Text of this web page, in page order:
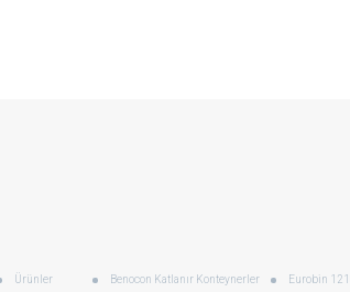
Ürünler Benocon Katlanır Konteynerler Eurobin